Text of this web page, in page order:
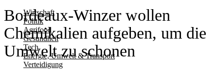
Wirtschaft
Politik
Agrifood
Gesundheit
Tech
Energie, Umwelt & Transport
Verteidigung
Bordeaux-Winzer wollen
Chemikalien aufgeben, um die
Umwelt zu schonen